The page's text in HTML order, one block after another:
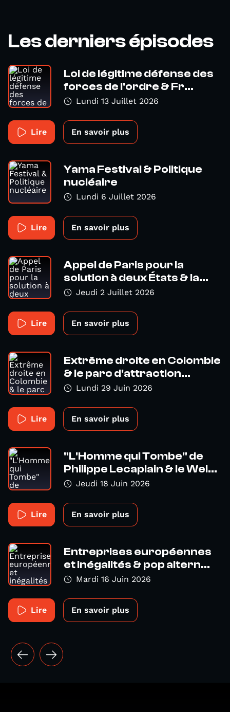
Les derniers épisodes
Loi de légitime défense des
forces de l'ordre & Fr...
Lundi 13 Juillet 2026
Lire En savoir plus
Yama Festival & Politique
nucléaire
Lundi 6 Juillet 2026
Lire En savoir plus
Appel de Paris pour la
solution à deux États & la...
Jeudi 2 Juillet 2026
Lire En savoir plus
Extrême droite en Colombie
& le parc d'attraction...
Lundi 29 Juin 2026
Lire En savoir plus
"L'Homme qui Tombe" de
Philippe Lecaplain & le Wel...
Jeudi 18 Juin 2026
Lire En savoir plus
Entreprises européennes
et inégalités & pop altern...
Mardi 16 Juin 2026
Lire En savoir plus